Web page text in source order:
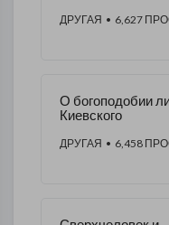
ДРУГАЯ • 6,627
О богоподобии
Киевского
ДРУГАЯ • 6,458